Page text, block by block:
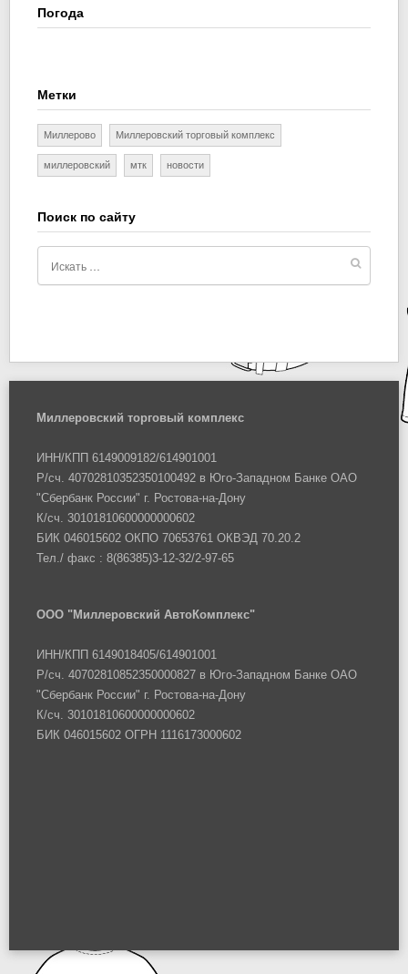
Погода
Метки
Миллерово Миллеровский торговый комплекс
миллеровский мтк новости
Поиск по сайту
Миллеровский торговый комплекс
ИНН/КПП 6149009182/614901001
Р/сч. 40702810352350100492 в Юго-Западном Банке ОАО
"Сбербанк России" г. Ростова-на-Дону
К/сч. 30101810600000000602
БИК 046015602 ОКПО 70653761 ОКВЭД 70.20.2
Тел./ факс : 8(86385)3-12-32/2-97-65
ООО "Миллеровский АвтоКомплекс"
ИНН/КПП 6149018405/614901001
Р/сч. 40702810852350000827 в Юго-Западном Банке ОАО
"Сбербанк России" г. Ростова-на-Дону
К/сч. 30101810600000000602
БИК 046015602 ОГРН 1116173000602